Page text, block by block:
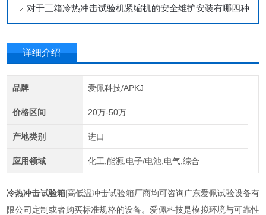
对于三箱冷热冲击试验机紧缩机的安全维护安装有哪四种
详细介绍
品牌 爱佩科技/APKJ
价格区间 20万-50万
产地类别 进口
应用领域 化工,能源,电子/电池,电气,综合
冷热冲击试验箱|高低温冲击试验箱厂商均可咨询广东爱佩试验设备有
限公司定制或者购买标准规格的设备。爱佩科技是模拟环境与可靠性